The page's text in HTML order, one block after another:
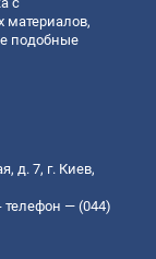
материалов,
подобные
д. 7, г. Киев,
телефон — (044)